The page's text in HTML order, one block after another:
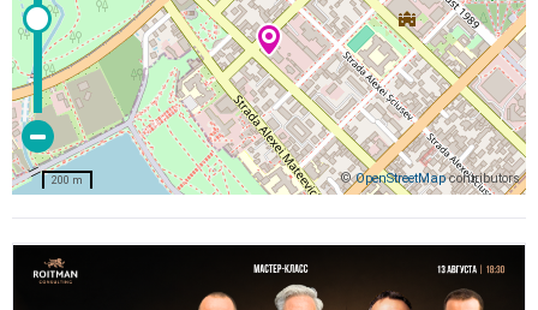
©OpenStreetMapcontributors
200 m